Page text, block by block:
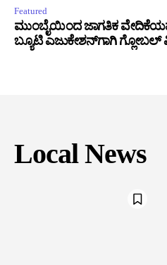
Featured
ಮುಂಬೈಯಿಂದ ಜಾಗತಿಕ
ಬ್ಯೂಟಿ ಎಜುಕೇಶನ್‌ಗಾಗಿ ಗ್ಲೋಬಲ್
Local News